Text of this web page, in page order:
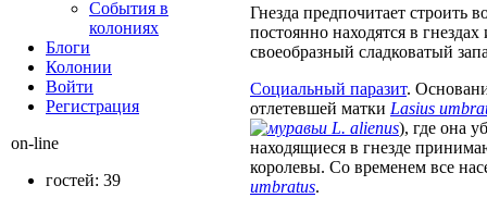
Гнезда предпочитает строить
постоянно находятся в
своеобразный сладковатый
Социальный паразит.
отлетевшей матки Lasius
L. alienus), где она
находящиеся в гнезде
королевы. Со временем все
umbratus.
События в
колониях
Блоги
Колонии
Войти
Peгиcтpaция
on-line
гостей: 39